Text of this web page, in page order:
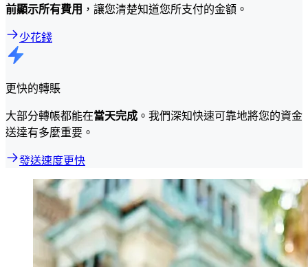
前顯示所有費用 ，讓您清楚知道您所支付的金額。
少花錢
更快的轉賬
大部分轉帳都能在當天完成 。我們深知快速可靠地將您的資金
送達有多麼重要。
發送速度更快